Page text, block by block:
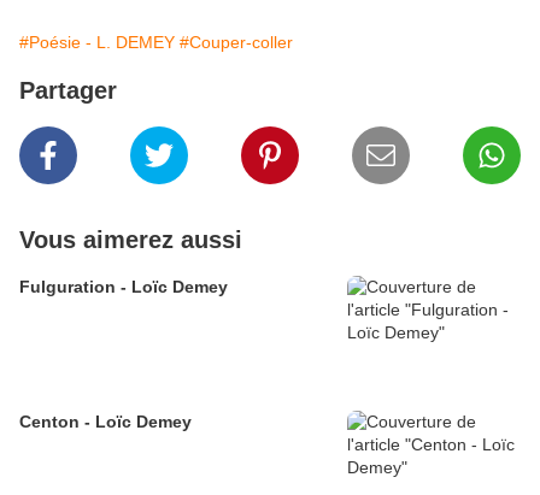
#Poésie - L. DEMEY #Couper-coller
Partager
Vous aimerez aussi
Fulguration - Loïc Demey
Centon - Loïc Demey